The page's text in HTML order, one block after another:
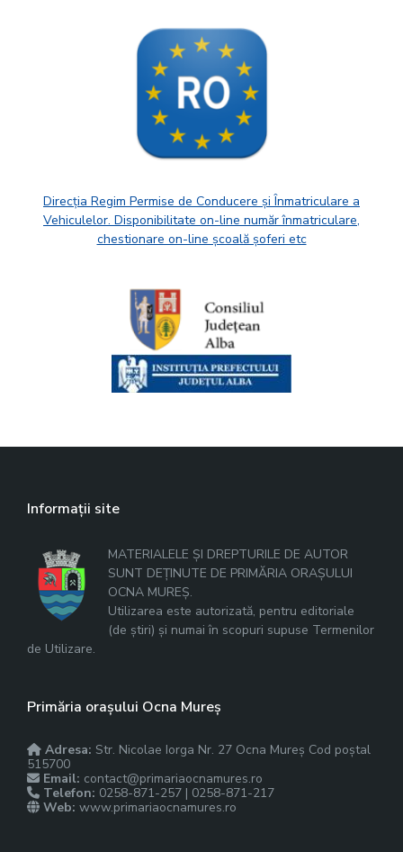
Direcția Regim Permise de Conducere și Înmatriculare a
Vehiculelor. Disponibilitate on-line număr înmatriculare,
chestionare on-line școală șoferi etc
Informații site
MATERIALELE ȘI DREPTURILE DE AUTOR
SUNT DEȚINUTE DE PRIMĂRIA ORAȘULUI
OCNA MUREȘ.
Utilizarea este autorizată, pentru editoriale
(de știri) și numai în scopuri supuse Termenilor
de Utilizare.
Primăria orașului Ocna Mureș
Adresa: Str. Nicolae Iorga Nr. 27 Ocna Mureș Cod poștal
515700
Email: contact@primariaocnamures.ro
Telefon: 0258-871-257 | 0258-871-217
Web: www.primariaocnamures.ro